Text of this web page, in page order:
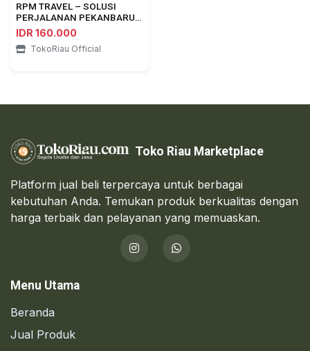
RPM TRAVEL – SOLUSI
PERJALANAN PEKANBARU
⇄ DUMAI
IDR 160.000
TokoRiau Official
Toko Riau Marketplace
Platform jual beli terpercaya untuk berbagai
kebutuhan Anda. Temukan produk berkualitas dengan
harga terbaik dan pelayanan yang memuaskan.
Menu Utama
Beranda
Jual Produk